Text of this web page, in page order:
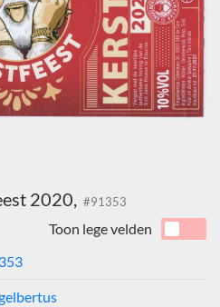
2020, #91353
Toon lege velden